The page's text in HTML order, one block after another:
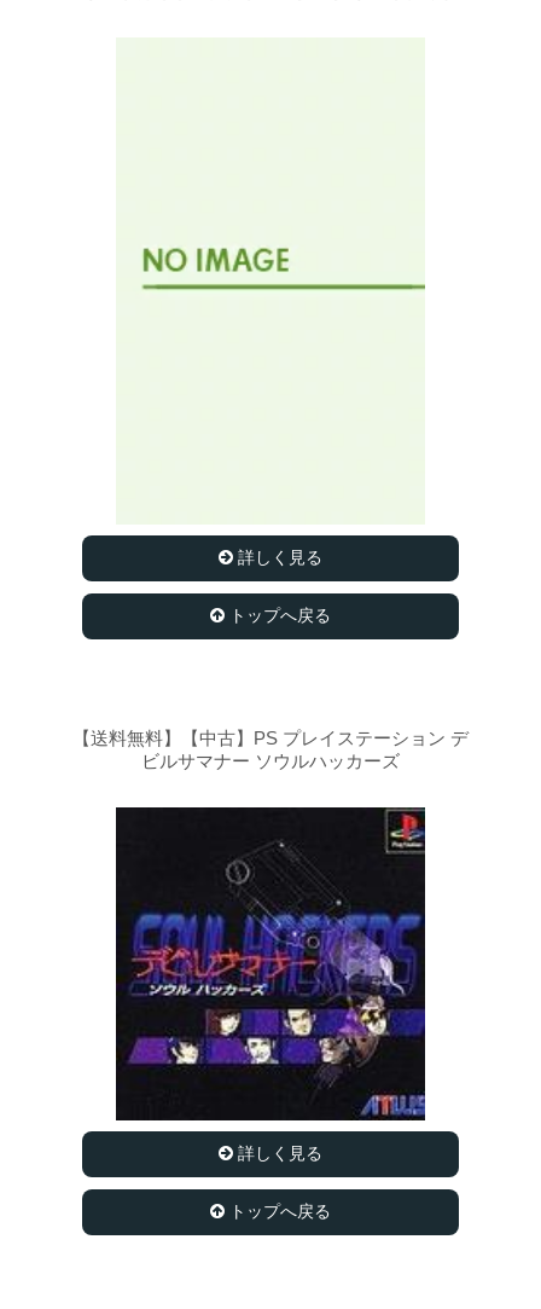
詳しく見る
トップへ戻る
【送料無料】【中古】PS プレイステーション デ
ビルサマナー ソウルハッカーズ
詳しく見る
トップへ戻る